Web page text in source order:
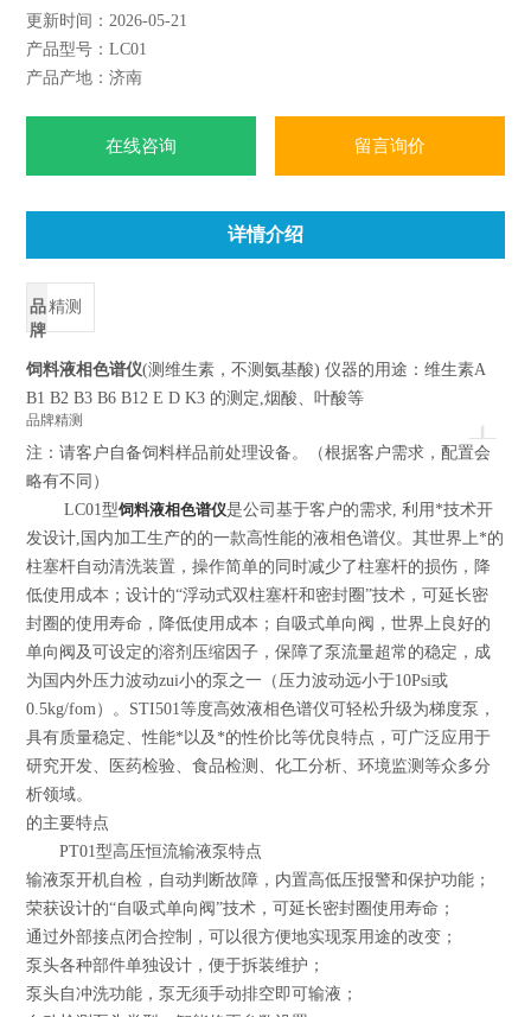
维生素，无法测氨基酸）
更新时间：2026-05-21
产品型号：LC01
产品产地：济南
在线咨询 留言询价
详情介绍
品
牌
精测
饲料液相色谱仪(测维生素，不测氨基酸) 仪器的用途：维生素A
B1 B2 B3 B6 B12 E D K3 的测定,烟酸、叶酸等
+
品牌精测
注：请客户自备饲料样品前处理设备。（根据客户需求，配置会
略有不同）
LC01型饲料液相色谱仪是公司基于客户的需求, 利用*技术开
发设计,国内加工生产的的一款高性能的液相色谱仪。其世界上*的
柱塞杆自动清洗装置，操作简单的同时减少了柱塞杆的损伤，降
低使用成本；设计的“浮动式双柱塞杆和密封圈”技术，可延长密
封圈的使用寿命，降低使用成本；自吸式单向阀，世界上良好的
单向阀及可设定的溶剂压缩因子，保障了泵流量超常的稳定，成
为国内外压力波动zui小的泵之一（压力波动远小于10Psi或
0.5kg/fom）。STI501等度高效液相色谱仪可轻松升级为梯度泵，
具有质量稳定、性能*以及*的性价比等优良特点，可广泛应用于
研究开发、医药检验、食品检测、化工分析、环境监测等众多分
析领域。
的主要特点
PT01型高压恒流输液泵特点
输液泵开机自检，自动判断故障，内置高低压报警和保护功能；
荣获设计的“自吸式单向阀”技术，可延长密封圈使用寿命；
通过外部接点闭合控制，可以很方便地实现泵用途的改变；
泵头各种部件单独设计，便于拆装维护；
泵头自冲洗功能，泵无须手动排空即可输液；